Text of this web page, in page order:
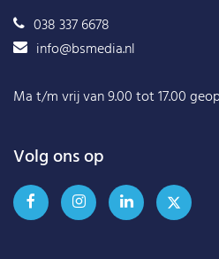
038 337 6678
info@bsmedia.nl
Ma t/m vrij van 9.00 tot 17.00
Volg ons op